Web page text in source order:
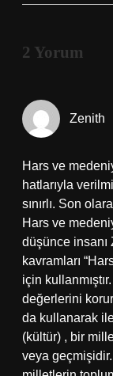
2 Yorum
Zenith
Hars ve
hatlarıyla
sınırlı. Son
Hars ve
düşünce insanı
kavramları
için
değerlerini
da kullanarak
(kültür) , bir
veya